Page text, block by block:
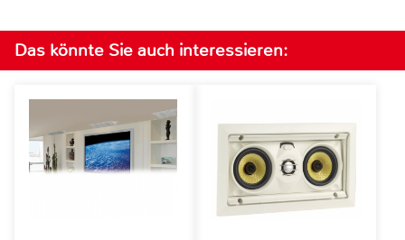
Das könnte Sie auch interessieren: